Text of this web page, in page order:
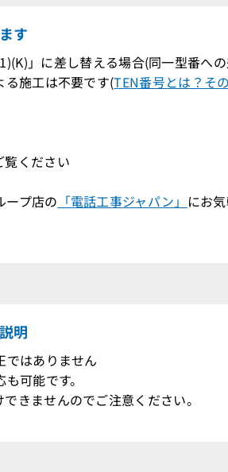
す
」に差し替える場合(同一型番へ
施工は不要です(TEN番号とは？そ
ください
ープ店の 「電話工事ジャパン」 にお
明
はありません
可能です。
きませんのでご注意ください。